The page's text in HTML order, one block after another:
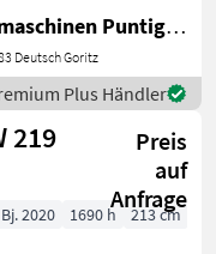
-
von
Baumaschinen Puntigam GmbH
Deutsch Goritz
Plus Händler
219
Preis
auf
Anfrage
Bj. 2020 1690 h
213 cm